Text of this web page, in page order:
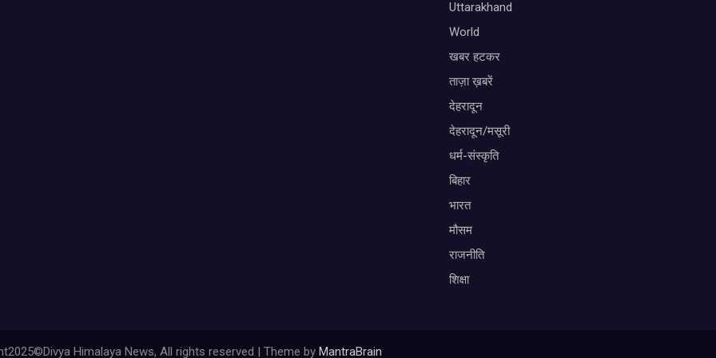
Uttarakhand
World
खबर हटकर
ताज़ा ख़बरें
देहरादून
देहरादून/मसूरी
धर्म-संस्कृति
बिहार
भारत
मौसम
राजनीति
शिक्षा
Himalaya News, All rights reserved | Theme by MantraBrain